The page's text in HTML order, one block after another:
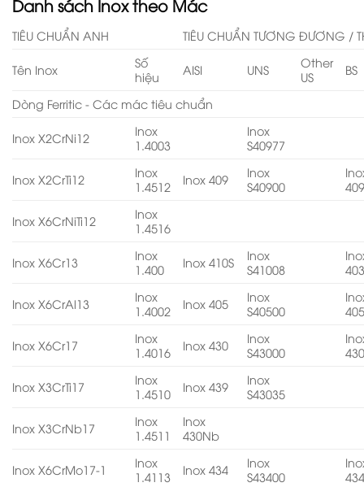
Danh sách Inox theo Mác
TIÊU CHUẨN ANH TIÊU CHUẨN TƯƠNG ĐƯƠNG /
Tên Inox
Số
hiệu
AISI UNS
Other
US
BS
Dòng Ferritic - Các mác tiêu chuẩn
Inox X2CrNi12
Inox
1.4003
Inox
S40977
Inox X2CrTi12
Inox
1.4512
Inox 409
Inox
S40900
Inox X6CrNiTi12
Inox
1.4516
Inox X6Cr13
Inox
1.400
Inox 410S
Inox
S41008
Inox X6CrAl13
Inox
1.4002
Inox 405
Inox
S40500
Inox X6Cr17
Inox
1.4016
Inox 430
Inox
S43000
Inox X3CrTi17
Inox
1.4510
Inox 439
Inox
S43035
Inox X3CrNb17
Inox
1.4511
Inox
430Nb
Inox X6CrMo17-1
Inox
1.4113
Inox 434
Inox
S43400